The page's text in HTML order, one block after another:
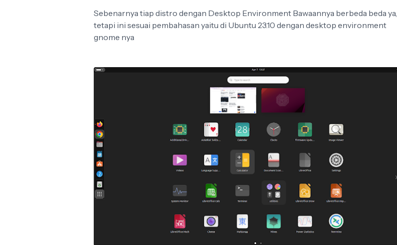
Sebenarnya tiap distro dengan Desktop Environment Bawaannya berbeda beda ya,
tetapi ini sesuai pembahasan yaitu di Ubuntu 23.10 dengan desktop environment
gnome nya